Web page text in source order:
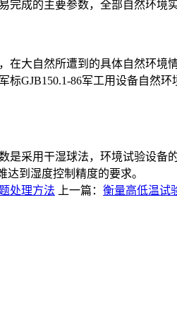
成的主要参数，全部自然环境
大自然所遭到的具体自然环境
标GJB150.1-86军工用设备自然
采用干湿球法，环境试验设备的
到湿度控制精度的要求。
处理方法 上一篇： 衡量高低温试